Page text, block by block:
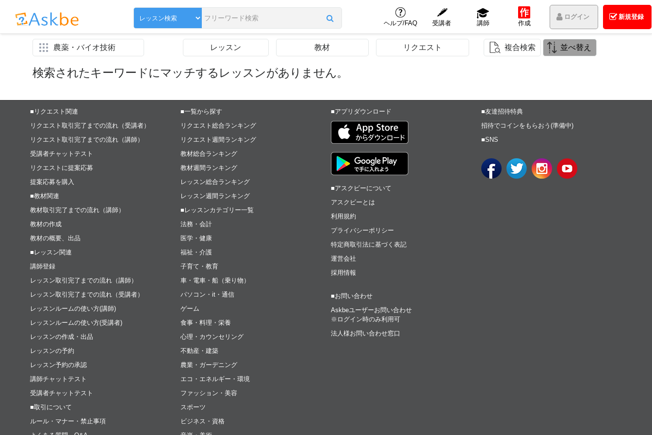
ヘルプ/FAQ 受講者 講師 作成
ログイン 新規登録
農薬・バイオ技術 レッスン 教材 リクエスト 複合検索 並べ替え
検索されたキーワードにマッチするレッスンがありません。
■リクエスト関連
リクエスト取引完了までの流れ（受講者）
リクエスト取引完了までの流れ（講師）
受講者チャットテスト
リクエストに提案応募
提案応募を購入
■教材関連
教材取引完了までの流れ（講師）
教材の作成
教材の概要、出品
■レッスン関連
講師登録
レッスン取引完了までの流れ（講師）
レッスン取引完了までの流れ（受講者）
レッスンルームの使い方(講師)
レッスンルームの使い方(受講者)
レッスンの作成・出品
レッスンの予約
レッスン予約の承認
講師チャットテスト
受講者チャットテスト
■取引について
ルール・マナー・禁止事項
■一覧から探す
リクエスト総合ランキング
リクエスト週間ランキング
教材総合ランキング
教材週間ランキング
レッスン総合ランキング
レッスン週間ランキング
■レッスンカテゴリー一覧
法務・会計
医学・健康
福祉・介護
子育て・教育
車・電車・船（乗り物）
パソコン・it・通信
ゲーム
食事・料理・栄養
心理・カウンセリング
不動産・建築
農業・ガーデニング
エコ・エネルギー・環境
ファッション・美容
スポーツ
ビジネス・資格
■アプリダウンロード
■アスクビーについて
アスクビーとは
利用規約
プライバシーポリシー
特定商取引法に基づく表記
運営会社
採用情報
■お問い合わせ
Askbeユーザーお問い合わせ
※ログイン時のみ利用可
法人様お問い合わせ窓口
■友達招待特典
招待でコインをもらおう(準備中)
■SNS